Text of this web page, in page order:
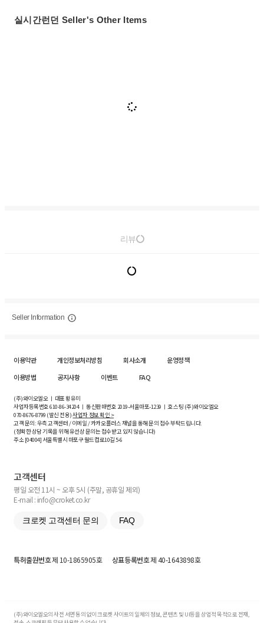
실시간런던 Seller's Other Items
리뷰
Seller Information
이용약관 개인정보처리방침 회사소개
운영정책
이용방법
공지사항 이벤트 FAQ
(주)와이오엘오 ㅣ 대표 황유미
사업자등록번호610-86-34204ㅣ 통신판매번호 2019-서울마포-1239 ㅣ 호스팅 (주)와이오엘오
070-8676-8799 (발신 전용)사업자 정보 확인 >
고객 문의: 우측 고객센터 / 이메일 / 카카오플러스 채널을 통해 문의 접수 부탁드립니다.
(정확한 상담 기록을 위해 유선상 문의는 접수받고 있지 않습니다)
주소 [04004] 서울특별시 마포구 월드컵로10길5-6
고객센터
평일 오전 11시 ~ 오후 5시 (주말, 공휴일 제외)
E-mail : info@croket.co.kr
크로켓 고객센터 문의 FAQ
특허출원번호제 10-1865905호 상표등록번호제 40-1643898호
(주)와이오엘오의 사전 서면 동의 없이 크로켓 사이트의 일체의 정보, 콘텐츠 및 UI등을 상업적 목적으로 전재,